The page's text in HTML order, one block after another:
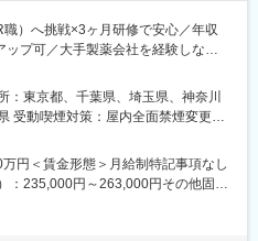
サイン先企業の研修などフォロー体
必要な製品知識や業界の知識は入社
ますので、いつでも自信を持って営
職）へ挑戦×3ヶ月研修で安心／年収
プ可／大手製薬会社を経験しなが
期も多く安心してスタート可能
：東京都、千葉県、埼玉県、神奈川
受動喫煙対策：屋内全面禁煙変更の
円＜賃金形態＞月給制特記事項なし
：235,000円～263,000円その他固定